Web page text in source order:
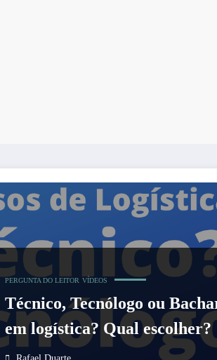
PERGUNTA DO LEITOR VÍDEOS
Técnico, Tecnólogo ou
em logística? Qual escolher?